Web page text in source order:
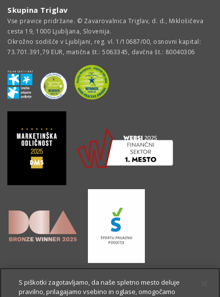
Skupina Triglav
Vse pravice pridržane. © Zavarovalnica Triglav, d. d., Miklošičeva
cesta 19, 1000 Ljubljana, Slovenija.
Okrožno sodišče v Ljubljani, reg. vl. 1/10687/00, osnovni kapital:
73.701.391,79 EUR, matična št.: 5063345, davčna št.: 80040306
S piškotki zagotavljamo, da naše spletno mesto deluje
pravilno, prilagajamo vsebino in oglase, omogočamo